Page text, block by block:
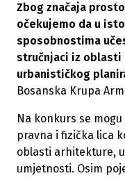
Zbog značaja
očekujemo da u
sposobnostima
stručnjaci iz oblasti
urbanističkog
Bosanska Krupa
Na konkurs se
pravna i fizička lica
oblasti arhitekture,
umjetnosti. Osim